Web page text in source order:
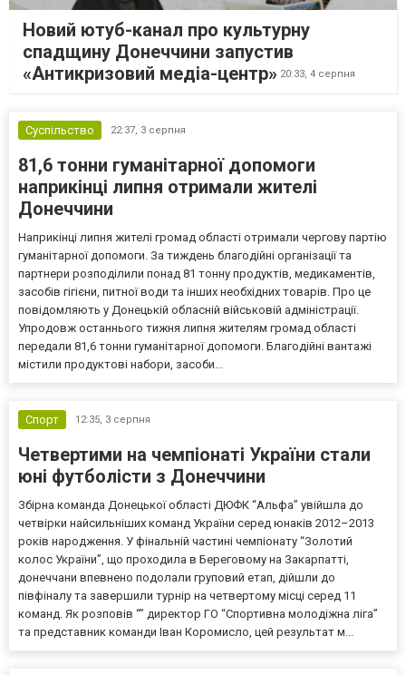
Новий ютуб-канал про культурну
спадщину Донеччини запустив
«Антикризовий медіа-центр» 20:33, 4 серпня
Суспільство 22:37, 3 серпня
81,6 тонни гуманітарної допомоги
наприкінці липня отримали жителі
Донеччини
Наприкінці липня жителі громад області отримали чергову партію
гуманітарної допомоги. За тиждень благодійні організації та
партнери розподілили понад 81 тонну продуктів, медикаментів,
засобів гігієни, питної води та інших необхідних товарів. Про це
повідомляють у Донецькій обласній військовій адміністрації.
Упродовж останнього тижня липня жителям громад області
передали 81,6 тонни гуманітарної допомоги. Благодійні вантажі
містили продуктові набори, засоби...
Спорт 12:35, 3 серпня
Четвертими на чемпіонаті України стали
юні футболісти з Донеччини
Збірна команда Донецької області ДЮФК “Альфа” увійшла до
четвірки найсильніших команд України серед юнаків 2012–2013
років народження. У фінальній частині чемпіонату “Золотий
колос України”, що проходила в Береговому на Закарпатті,
донеччани впевнено подолали груповий етап, дійшли до
півфіналу та завершили турнір на четвертому місці серед 11
команд. Як розповів “” директор ГО “Спортивна молодіжна ліга”
та представник команди Іван Коромисло, цей результат м...